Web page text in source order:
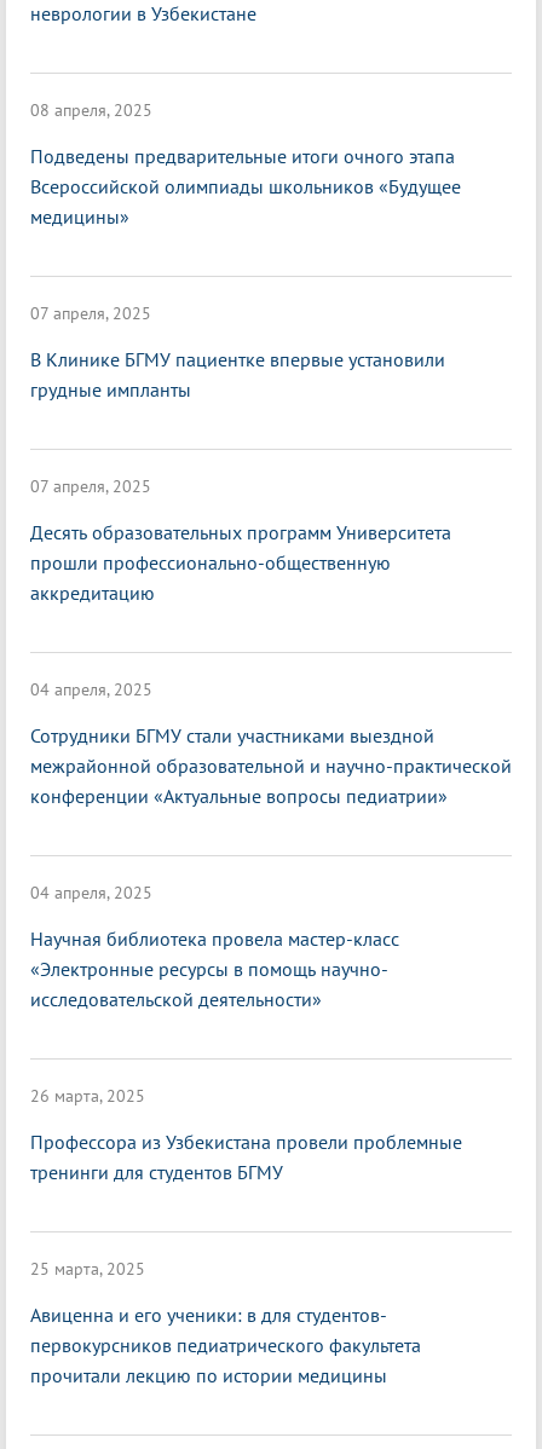
неврологии в Узбекистане
08 апреля, 2025
Подведены предварительные итоги очного этапа
Всероссийской олимпиады школьников «Будущее
медицины»
07 апреля, 2025
В Клинике БГМУ пациентке впервые установили
грудные импланты
07 апреля, 2025
Десять образовательных программ Университета
прошли профессионально-общественную
аккредитацию
04 апреля, 2025
Сотрудники БГМУ стали участниками выездной
межрайонной образовательной и научно-практической
конференции «Актуальные вопросы педиатрии»
04 апреля, 2025
Научная библиотека провела мастер-класс
«Электронные ресурсы в помощь научно-
исследовательской деятельности»
26 марта, 2025
Профессора из Узбекистана провели проблемные
тренинги для студентов БГМУ
25 марта, 2025
Авиценна и его ученики: в для студентов-
первокурсников педиатрического факультета
прочитали лекцию по истории медицины